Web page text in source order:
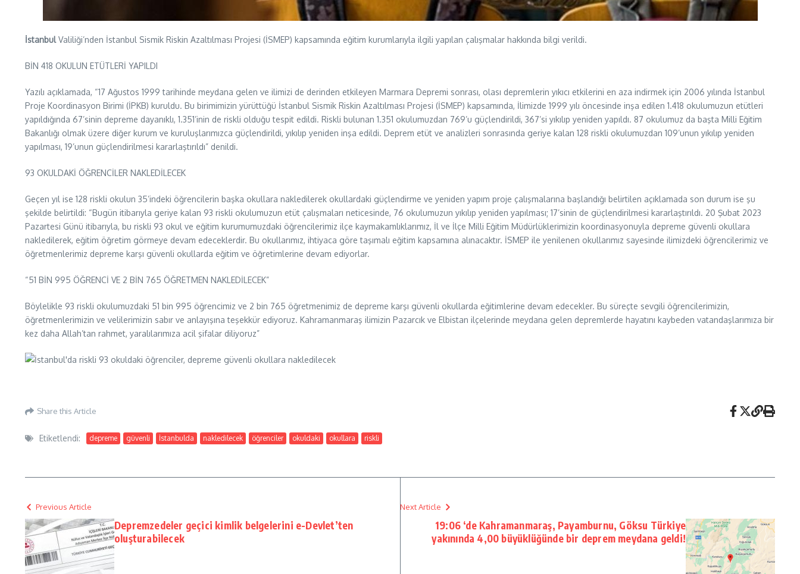
İstanbulValiliği’nden İstanbul Sismik Riskin Azaltılması Projesi (İSMEP) kapsamında eğitim kurumlarıyla ilgili yapılan çalışmalar hakkında bilgi verildi.
BİN 418 OKULUN ETÜTLERİ YAPILDI
Yazılı açıklamada, “17 Ağustos 1999 tarihinde meydana gelen ve ilimizi de derinden etkileyen Marmara Depremi sonrası, olası depremlerin yıkıcı etkilerini en aza indirmek için 2006 yılında İstanbul
Proje Koordinasyon Birimi (İPKB) kuruldu. Bu birimimizin yürüttüğü İstanbul Sismik Riskin Azaltılması Projesi (İSMEP) kapsamında, İlimizde 1999 yılı öncesinde inşa edilen 1.418 okulumuzun etütleri
yapıldığında 67’sinin depreme dayanıklı, 1.351’inin de riskli olduğu tespit edildi. Riskli bulunan 1.351 okulumuzdan 769’u güçlendirildi, 367’si yıkılıp yeniden yapıldı. 87 okulumuz da başta Milli Eğitim
Bakanlığı olmak üzere diğer kurum ve kuruluşlarımızca güçlendirildi, yıkılıp yeniden inşa edildi. Deprem etüt ve analizleri sonrasında geriye kalan 128 riskli okulumuzdan 109’unun yıkılıp yeniden
yapılması, 19’unun güçlendirilmesi kararlaştırıldı” denildi.
93 OKULDAKİ ÖĞRENCİLER NAKLEDİLECEK
Geçen yıl ise 128 riskli okulun 35’indeki öğrencilerin başka okullara nakledilerek okullardaki güçlendirme ve yeniden yapım proje çalışmalarına başlandığı belirtilen açıklamada son durum ise şu
şekilde belirtildi: “Bugün itibarıyla geriye kalan 93 riskli okulumuzun etüt çalışmaları neticesinde, 76 okulumuzun yıkılıp yeniden yapılması; 17’sinin de güçlendirilmesi kararlaştırıldı. 20 Şubat 2023
Pazartesi Günü itibarıyla, bu riskli 93 okul ve eğitim kurumumuzdaki öğrencilerimiz ilçe kaymakamlıklarımız, İl ve İlçe Milli Eğitim Müdürlüklerimizin koordinasyonuyla depreme güvenli okullara
nakledilerek, eğitim öğretim görmeye devam edeceklerdir. Bu okullarımız, ihtiyaca göre taşımalı eğitim kapsamına alınacaktır. İSMEP ile yenilenen okullarımız sayesinde ilimizdeki öğrencilerimiz ve
öğretmenlerimiz depreme karşı güvenli okullarda eğitim ve öğretimlerine devam ediyorlar.
“51 BİN 995 ÖĞRENCİ VE 2 BİN 765 ÖĞRETMEN NAKLEDİLECEK”
Böylelikle 93 riskli okulumuzdaki 51 bin 995 öğrencimiz ve 2 bin 765 öğretmenimiz de depreme karşı güvenli okullarda eğitimlerine devam edecekler. Bu süreçte sevgili öğrencilerimizin,
öğretmenlerimizin ve velilerimizin sabır ve anlayışına teşekkür ediyoruz. Kahramanmaraş ilimizin Pazarcık ve Elbistan ilçelerinde meydana gelen depremlerde hayatını kaybeden vatandaşlarımıza bir
kez daha Allah’tan rahmet, yaralılarımıza acil şifalar diliyoruz”
Share this Article
Etiketlendi: depreme güvenli İstanbulda nakledilecek öğrenciler okuldaki okullara riskli
Previous Article
Depremzedeler geçici kimlik belgelerini e-Devlet’ten
oluşturabilecek
Next Article
19:06 ‘de Kahramanmaraş, Payamburnu, Göksu Türkiye
yakınında 4,00 büyüklüğünde bir deprem meydana geldi!